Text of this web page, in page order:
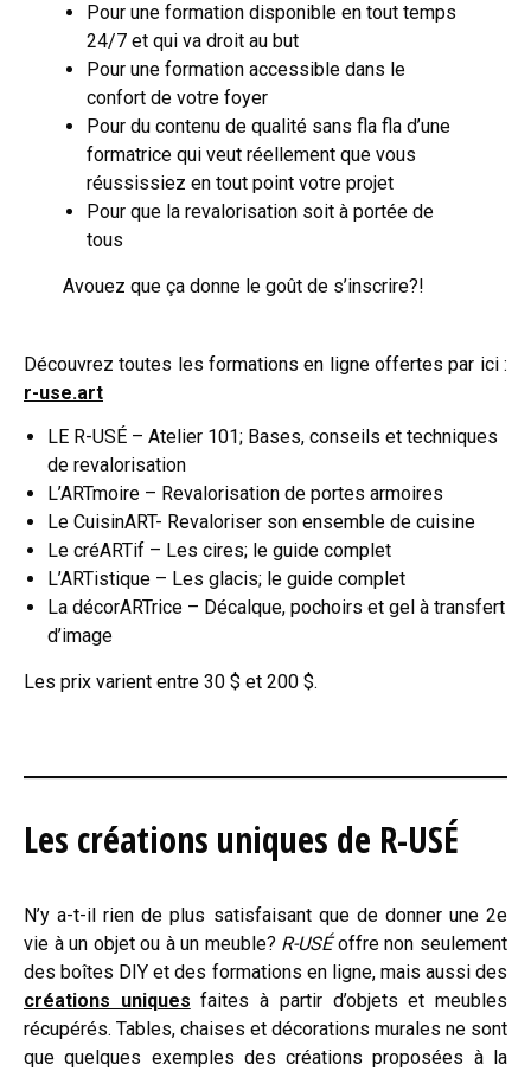
Pour une formation disponible en tout temps
24/7 et qui va droit au but
Pour une formation accessible dans le
confort de votre foyer
Pour du contenu de qualité sans fla fla d’une
formatrice qui veut réellement que vous
réussissiez en tout point votre projet
Pour que la revalorisation soit à portée de
tous
Avouez que ça donne le goût de s’inscrire?!
Découvrez toutes les formations en ligne offertes par ici :
r-use.art
LE R-USÉ – Atelier 101; Bases, conseils et techniques
de revalorisation
L’ARTmoire – Revalorisation de portes armoires
Le CuisinART- Revaloriser son ensemble de cuisine
Le créARTif – Les cires; le guide complet
L’ARTistique – Les glacis; le guide complet
La décorARTrice – Décalque, pochoirs et gel à transfert
d’image
Les prix varient entre 30 $ et 200 $.
Les créations uniques de R-USÉ
N’y a-t-il rien de plus satisfaisant que de donner une 2e
vie à un objet ou à un meuble? R-USÉoffre non seulement
des boîtes DIY et des formations en ligne, mais aussi des
créations uniques faites à partir d’objets et meubles
récupérés. Tables, chaises et décorations murales ne sont
que quelques exemples des créations proposées à la